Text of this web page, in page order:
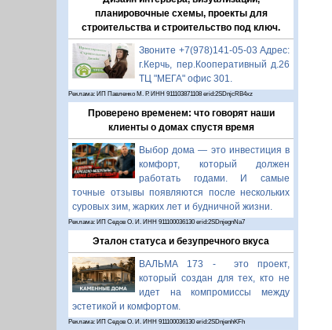
планировочные схемы, проекты для
строительства и строительство под ключ.
Звоните +7(978)141-05-03 Адрес:
г.Керчь, пер.Кооперативный д.26
ТЦ "МЕГА" офис 301.
Реклама: ИП Павленко М. Р. ИНН 911103871108 erid:2SDnjcRB4xz
Проверено временем: что говорят наши
клиенты о домах спустя время
Выбор дома — это инвестиция в
комфорт, который должен
работать годами. И самые
точные отзывы появляются после нескольких
суровых зим, жарких лет и будничной жизни.
Реклама: ИП Седов О. И. ИНН 911100036130 erid:2SDnjegnNa7
Эталон статуса и безупречного вкуса
ВАЛЬМА 173 - это проект,
который создан для тех, кто не
идет на компромиссы между
эстетикой и комфортом.
Реклама: ИП Седов О. И. ИНН 911100036130 erid:2SDnjenhKFh